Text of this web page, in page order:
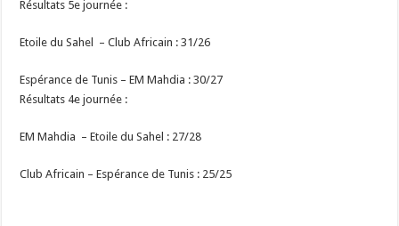
Résultats 5e journée :
Etoile du Sahel – Club Africain : 31/26
Espérance de Tunis – EM Mahdia : 30/27
Résultats 4e journée :
EM Mahdia – Etoile du Sahel : 27/28
Club Africain – Espérance de Tunis : 25/25